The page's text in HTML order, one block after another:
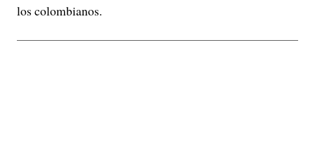
los colombianos.